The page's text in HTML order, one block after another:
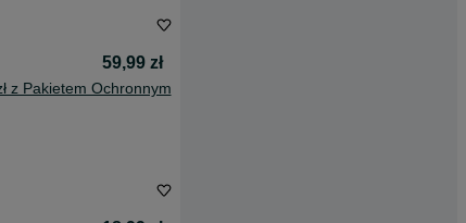
59,99 zł
z Pakietem Ochronnym